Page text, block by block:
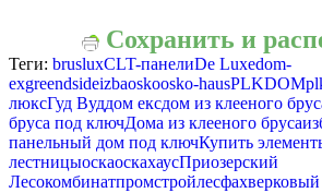
Сохранить и
Теги: brusluxCLT-панелиDe Luxedom-
exgreendsideizbaoskoosko-hausPLKDOM
люксГуд Вуддом ексдом из клееного
бруса под ключДома из клееного бруса
панельный дом под ключКупить
лестницыоскаоскахаусПриозерский
Лесокомбинатпромстройлес